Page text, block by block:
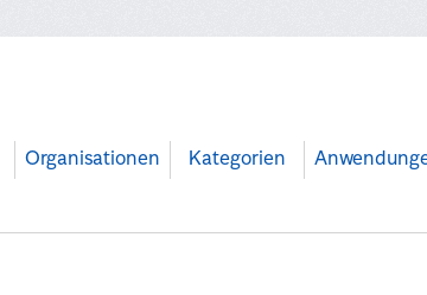
Organisationen Kategorien